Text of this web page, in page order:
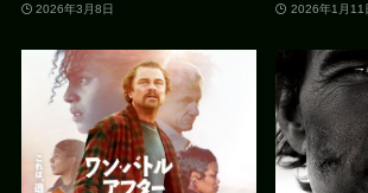
2026年3月8日 2026年1月11